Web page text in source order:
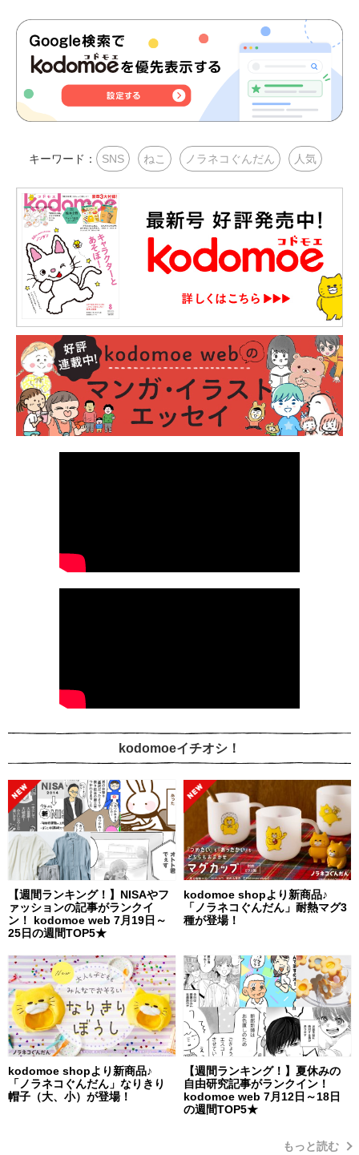
キーワード： SNS ねこ ノラネコぐんだん 人気
kodomoeイチオシ！
【週間ランキング！】NISAやフ
ァッションの記事がランクイ
ン！ kodomoe web 7月19日～
25日の週間TOP5★
kodomoe shopより新商品♪
「ノラネコぐんだん」耐熱マグ3
種が登場！
kodomoe shopより新商品♪
「ノラネコぐんだん」なりきり
帽子（大、小）が登場！
【週間ランキング！】夏休みの
自由研究記事がランクイン！
kodomoe web 7月12日～18日
の週間TOP5★
もっと読む